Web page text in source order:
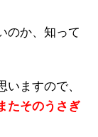
のか、知って
ますので、
たそのうさぎ